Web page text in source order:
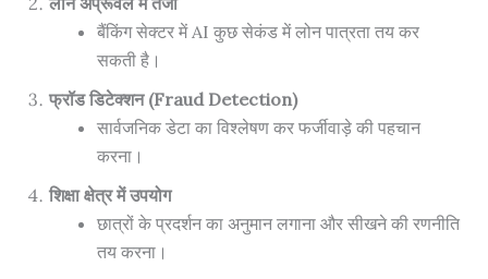
बैंकिंग सेक्टर में AI कुछ सेकंड में लोन पात्रता तय कर
सकती है।
फ्रॉड डिटेक्शन (Fraud Detection)
सार्वजनिक डेटा का विश्लेषण कर फर्जीवाड़े की पहचान
करना।
शिक्षा क्षेत्र में उपयोग
छात्रों के प्रदर्शन का अनुमान लगाना और सीखने की रणनीति
तय करना।